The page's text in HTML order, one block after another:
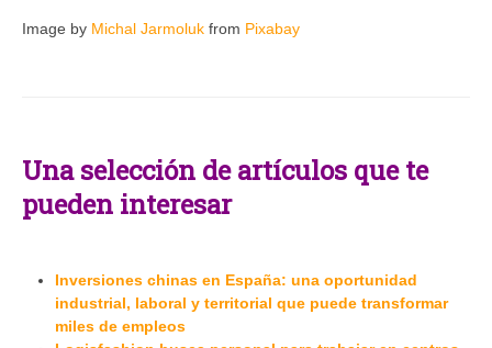
Image by Michal Jarmoluk from Pixabay
Una selección de artículos que te
pueden interesar
Inversiones chinas en España: una oportunidad
industrial, laboral y territorial que puede transformar
miles de empleos